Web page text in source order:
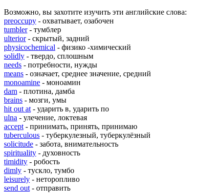
Возможно, вы захотите изучить эти английские слова:
preoccupy - охватывает, озабочен
tumbler- тумблер
ulterior- скрытый, задний
physicochemical - физико -химический
solidly - твердо, сплошным
needs - потребности, нужды
means - означает, среднее значение, средний
monoamine - моноамин
dam - плотина, дамба
brains - мозги, умы
hit out at - ударить в, ударить по
ulna - улечение, локтевая
accept - принимать, принять, принимаю
tuberculous - туберкулезный, туберкулёзный
solicitude - забота, внимательность
spirituality - духовность
timidity - робость
dimly - тускло, тумбо
leisurely - неторопливо
send out - отправить